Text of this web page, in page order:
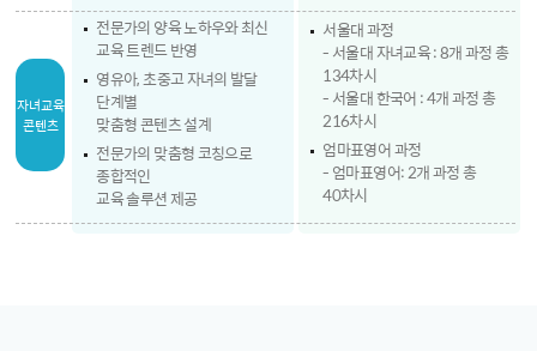
자녀교육
콘텐츠
전문가의 양육 노하우와 최신
교육 트렌드 반영
영유아, 초중고 자녀의 발달
단계별
맞춤형 콘텐츠 설계
전문가의 맞춤형 코칭으로
종합적인
교육 솔루션 제공
서울대 과정
- 서울대 자녀교육 : 8개 과정 총
134차시
- 서울대 한국어 : 4개 과정 총
216차시
엄마표영어 과정
- 엄마표영어: 2개 과정 총
40차시